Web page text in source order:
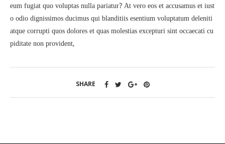
eum fugiat quo voluptas nulla pariatur? At vero eos et accusamus et iust
o odio dignissimos ducimus qui blanditiis esentium voluptatum deleniti
atque corrupti quos dolores et quas molestias excepturi sint occaecati cu
piditate non provident,
SHARE